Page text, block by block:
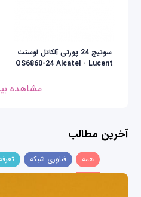
سوئیچ 24 پورتی آلکاتل لوسنت
OS6860-24 Alcatel - Lucent
مشاهده
آخرین مطالب
همه فناوری شبکه